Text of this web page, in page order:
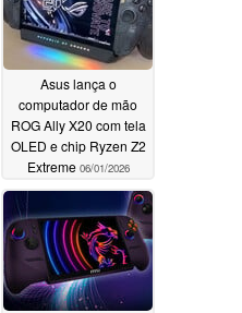
Asus lança o
computador de mão
ROG Ally X20 com tela
OLED e chip Ryzen Z2
Extreme 06/01/2026